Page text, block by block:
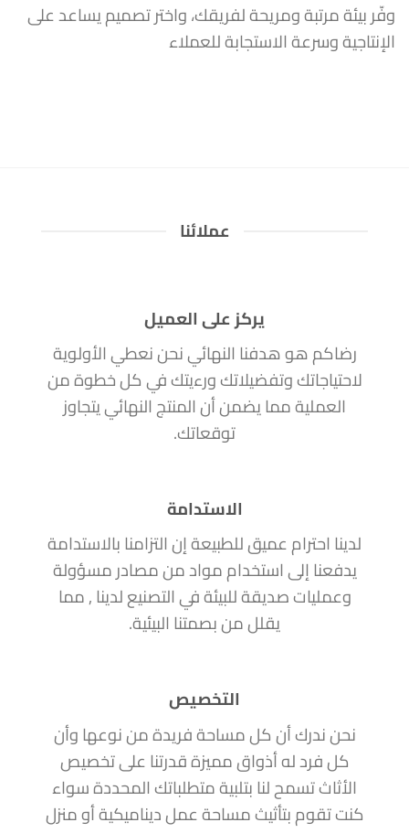
وفّر بيئة مرتبة ومريحة لفريقك، واختر تصميم يساعد على
الإنتاجية وسرعة الاستجابة للعملاء
عملائنا
يركز على العميل
رضاكم هو هدفنا النهائي نحن نعطي الأولوية
لاحتياجاتك وتفضيلاتك ورءيتك في كل خطوة من
العملية مما يضمن أن المنتج النهائي يتجاوز
توقعاتك.
الاستدامة
لدينا احترام عميق للطبيعة إن التزامنا بالاستدامة
يدفعنا إلى استخدام مواد من مصادر مسؤولة
وعمليات صديقة للبيئة في التصنيع لدينا , مما
يقلل من بصمتنا البيئية.
التخصيص
نحن ندرك أن كل مساحة فريدة من نوعها وأن
كل فرد له أذواق مميزة قدرتنا على تخصيص
الأثاث تسمح لنا بتلبية متطلباتك المحددة سواء
كنت تقوم بتأثيث مساحة عمل ديناميكية أو منزل